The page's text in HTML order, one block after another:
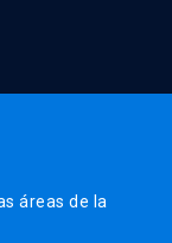
áreas de la